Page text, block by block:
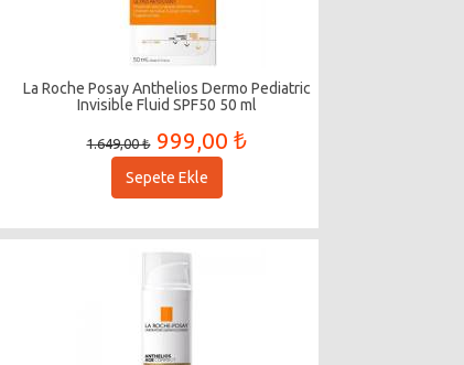
La Roche Posay Anthelios Dermo Pediatric
Invisible Fluid SPF50 50 ml
1.649,00 ₺ 999,00 ₺
Sepete Ekle